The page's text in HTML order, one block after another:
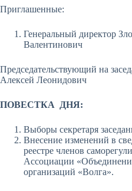
Приглашенные:
Генеральный директор
Валентинович
Председательствующий на
Алексей Леонидович
ПОВЕСТКА ДНЯ:
Выборы секретаря
Внесение изменений в
реестре членов
Ассоциации
организаций «Волга».